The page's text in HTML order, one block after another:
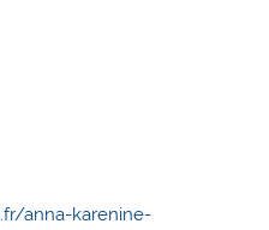
anna-karenine-